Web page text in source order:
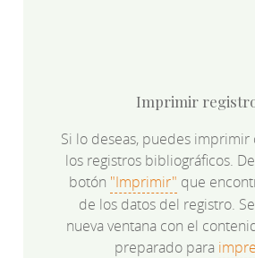
Imprimir
Si lo deseas, puedes
los registros bibliográficos.
botón "Imprimir" que
de los datos del registro.
nueva ventana con el
preparado para